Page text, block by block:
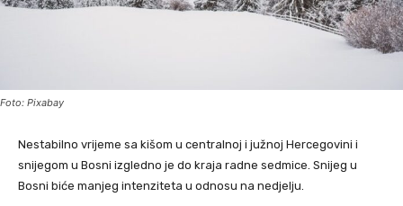
Foto: Pixabay
Nestabilno vrijeme sa kišom u centralnoj i južnoj Hercegovini i
snijegom u Bosni izgledno je do kraja radne sedmice. Snijeg u
Bosni biće manjeg intenziteta u odnosu na nedjelju.